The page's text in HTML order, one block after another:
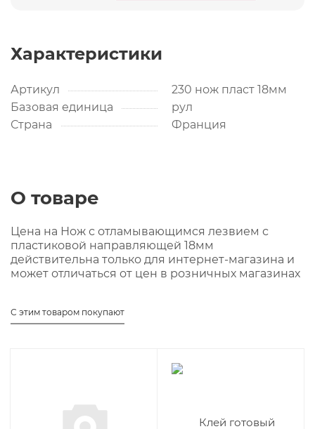
Характеристики
Артикул
230 нож пласт 18мм
Базовая единица
рул
Страна
Франция
О товаре
Цена на Нож с отламывающимся лезвием с
пластиковой направляющей 18мм
действительна только для интернет-магазина и
может отличаться от цен в розничных магазинах
С этим товаром покупают